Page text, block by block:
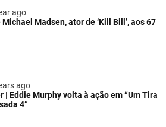
ago
Madsen, ator de ‘Kill Bill’, aos 67
ago
| Eddie Murphy volta à ação em “Um Tira
4”